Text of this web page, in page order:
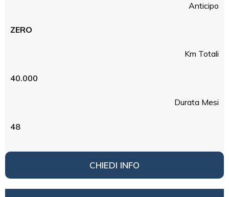
Anticipo
ZERO
Km Totali
40.000
Durata Mesi
48
CHIEDI INFO